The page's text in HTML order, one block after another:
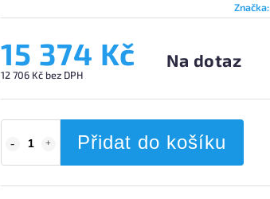
Značka:
15 374 Kč
12 706 Kč bez DPH
Na dotaz
Přidat do košíku